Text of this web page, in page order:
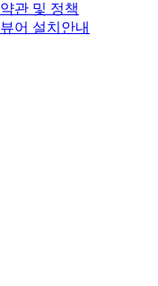
약관 및 정책
뷰어 설치안내